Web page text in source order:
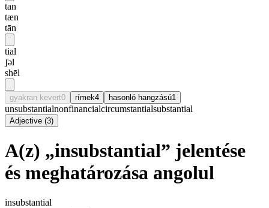
tan
tæn
tān
tial
ʃəl
shēl
gyakran kevert0 rímek4 hasonló hangzású1
unsubstantialnonfinancialcircumstantialsubstantial
Adjective (3)
A(z) „insubstantial” jelentése
és meghatározása angolul
insubstantial